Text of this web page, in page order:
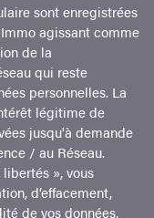
sont enregistrées
agissant comme
de la
qui reste
personnelles. La
légitime de
jusqu'à demande
/ au Réseau.
», vous
d’effacement,
de vos données.